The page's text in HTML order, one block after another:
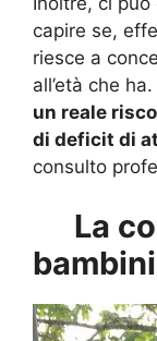
capire se,
riesce a
all’età che
un reale
di deficit di
consulto
La